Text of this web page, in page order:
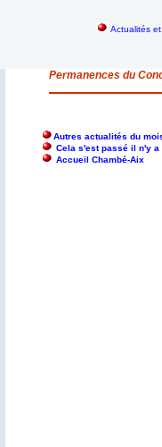
Actualités
Permanences du
Autres actualités du
Cela s'est passé il n'y
Accueil Chambé-Aix